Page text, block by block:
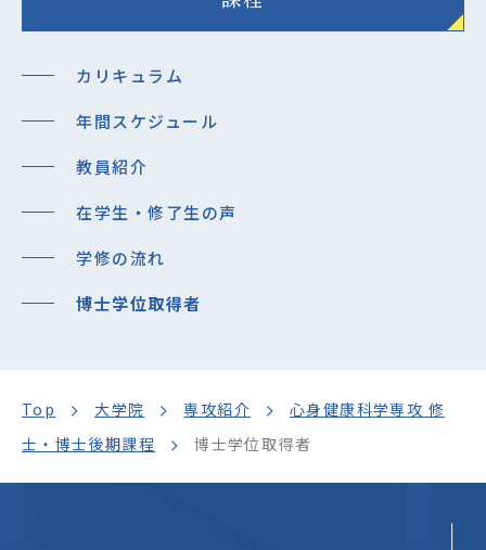
カリキュラム
年間スケジュール
教員紹介
在学生・修了生の声
学修の流れ
博士学位取得者
Top 大学院 専攻紹介
心身健康科学専攻 修
士・博士後期課程
博士学位取得者